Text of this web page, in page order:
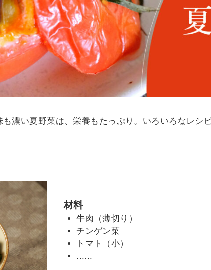
濃い夏野菜は、栄養もたっぷり。いろいろなレシ
材料
牛肉（薄切り）
チンゲン菜
トマト（小）
......